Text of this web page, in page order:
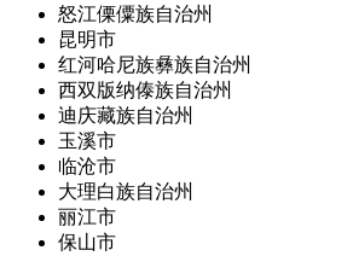
怒江傈僳族自治州
昆明市
红河哈尼族彝族自治州
西双版纳傣族自治州
迪庆藏族自治州
玉溪市
临沧市
大理白族自治州
丽江市
保山市